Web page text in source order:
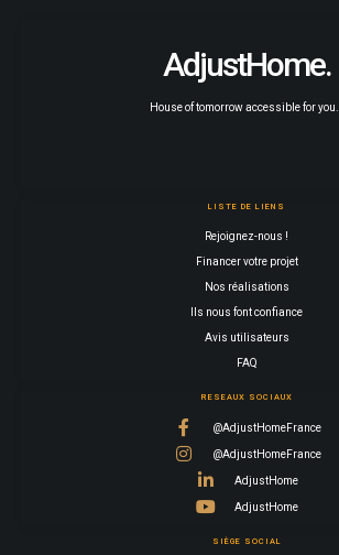
SIÈGE SOCIAL
RESEAUX SOCIAUX
@AdjustHomeFrance
@AdjustHomeFrance
AdjustHome
AdjustHome
LISTE DE LIENS
Rejoignez-nous !
Financer votre projet
Nos réalisations
Ils nous font confiance
Avis utilisateurs
FAQ
AdjustHome.
House of tomorrow accessible for you…